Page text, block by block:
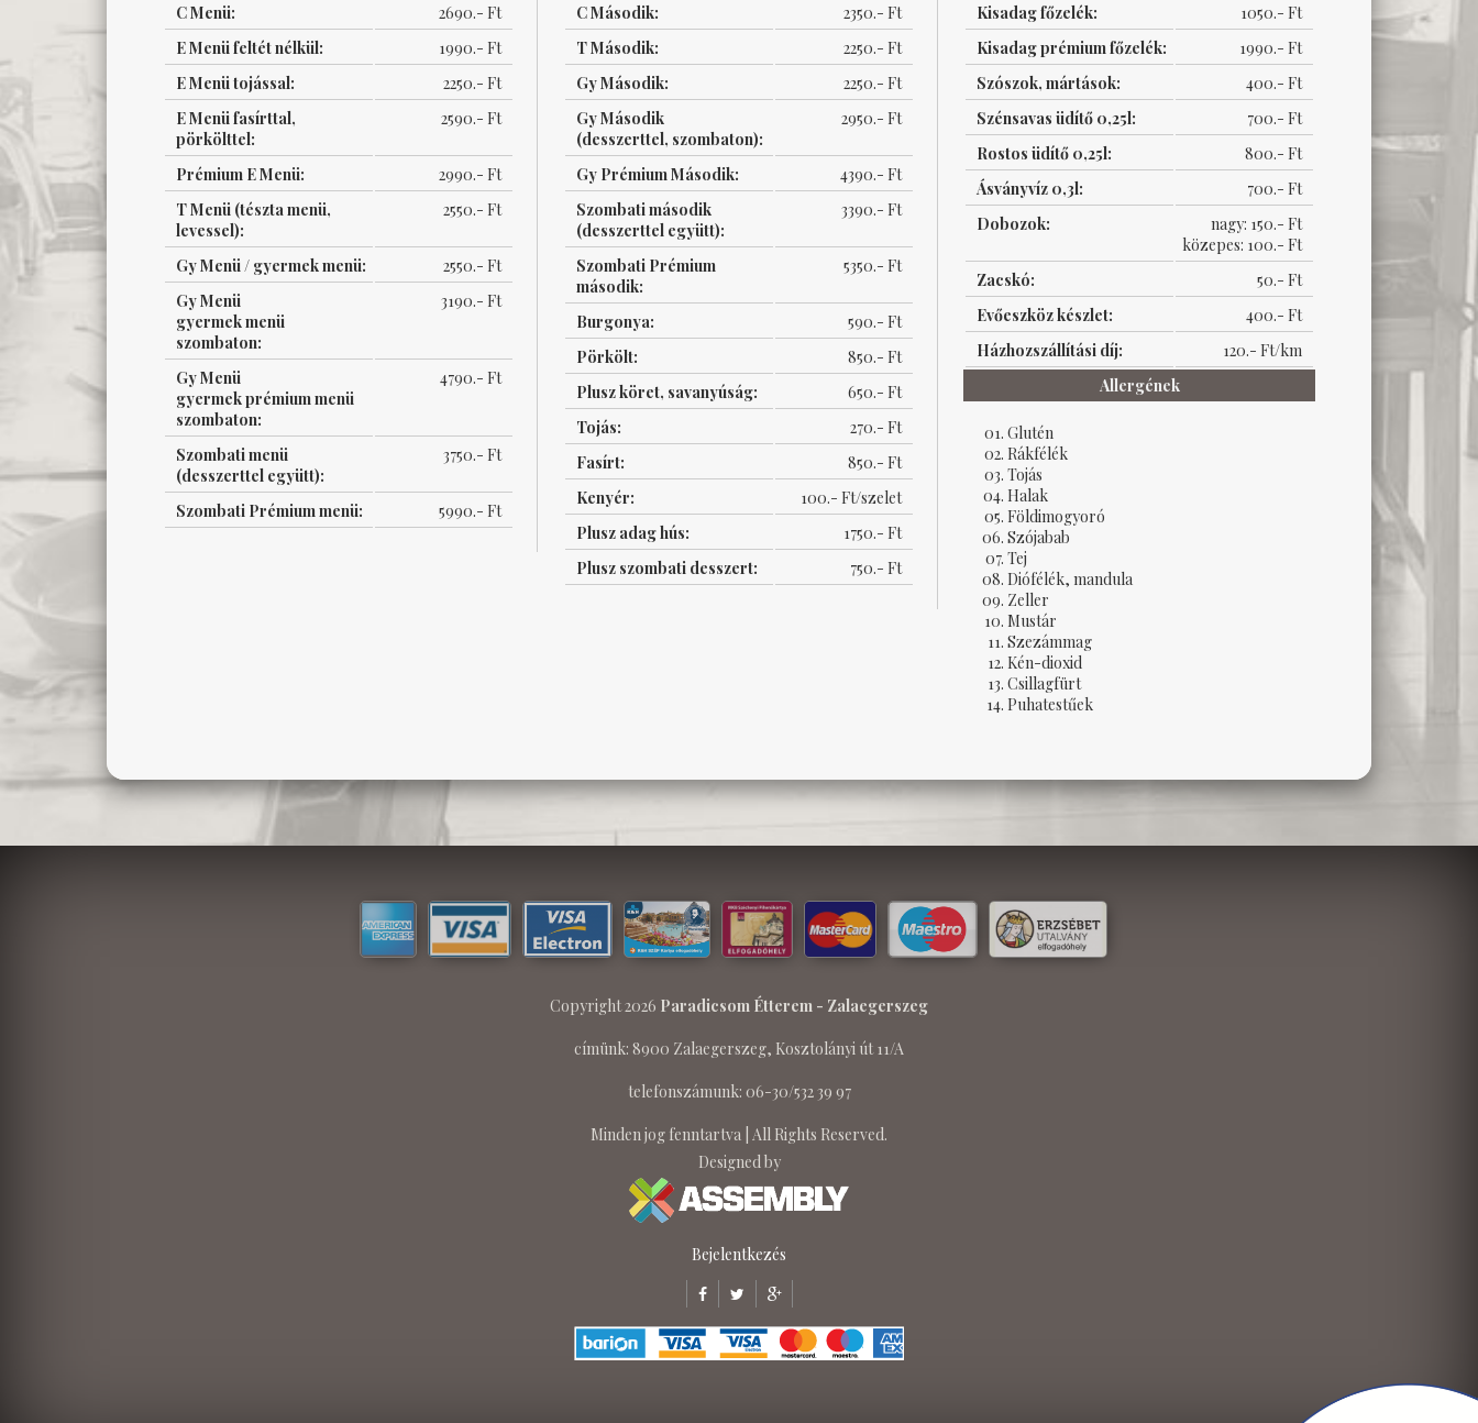
C Menü:
2690.- Ft
E Menü feltét nélkül:
1990.- Ft
E Menü tojással:
2250.- Ft
E Menü fasírttal,
pörkölttel:
2590.- Ft
Prémium E Menü:
2990.- Ft
T Menü (tészta menü,
levessel):
2550.- Ft
Gy Menü / gyermek menü:
2550.- Ft
Gy Menü
gyermek menü
szombaton:
3190.- Ft
Gy Menü
gyermek prémium menü
szombaton:
4790.- Ft
Szombati menü
(desszerttel együtt):
3750.- Ft
Szombati Prémium menü: 5990.- Ft
C Második:
2350.- Ft
T Második:
2250.- Ft
Gy Második:
2250.- Ft
Gy Második
(desszerttel, szombaton):
2950.- Ft
Gy Prémium Második:
4390.- Ft
Szombati második
(desszerttel együtt):
3390.- Ft
Szombati Prémium
második:
5350.- Ft
Burgonya:
590.- Ft
Pörkölt:
850.- Ft
Plusz köret, savanyúság:
650.- Ft
Tojás:
270.- Ft
Fasírt:
850.- Ft
Kenyér:
100.- Ft/szelet
Plusz adag hús:
1750.- Ft
Plusz szombati desszert:
750.- Ft
Kisadag főzelék:
1050.- Ft
Kisadag prémium főzelék:
1990.- Ft
Szószok, mártások:
400.- Ft
Szénsavas üdítő 0,25l:
700.- Ft
Rostos üdítő 0,25l:
800.- Ft
Ásványvíz 0,3l:
700.- Ft
Dobozok:
nagy: 150.- Ft
közepes: 100.- Ft
Zacskó:
50.- Ft
Evőeszköz készlet:
400.- Ft
Házhozszállítási díj:
120.- Ft/km
Allergének
Glutén
Rákfélék
Tojás
Halak
Földimogyoró
Szójabab
Tej
Diófélék, mandula
Zeller
Mustár
Szezámmag
Kén-dioxid
Csillagfürt
Puhatestűek
Copyright 2026 Paradicsom Étterem - Zalaegerszeg
címünk: 8900 Zalaegerszeg, Kosztolányi út 11/A
telefonszámunk: 06-30/532 39 97
Minden jog fenntartva | All Rights Reserved.
Designed by
Bejelentkezés